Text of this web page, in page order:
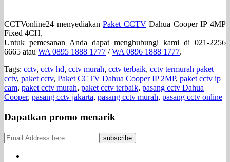
CCTVonline24 menyediakanPaket CCTVDahua Cooper IP 4MP
Fixed 4CH,
Untuk pemesanan Anda dapat menghubungi kami di 021-2256
6665 atau WA 0895 1888 1777 /WA 0896 1888 1777.
Tags: cctv, cctv hd, cctv murah, cctv terbaik, cctv termurah paket
cctv, paket cctv, Paket CCTV Dahua Cooper IP 2MP, paket cctv ip
cam, paket cctv murah, paket cctv terbaik, pasang cctv Dahua
Cooper, pasang cctv jakarta, pasang cctv murah, pasang cctv online
Dapatkan promo menarik